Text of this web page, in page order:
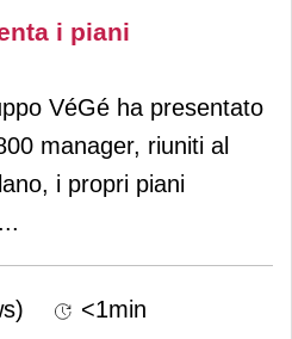
i piani
VéGé ha presentato
manager, riuniti al
i propri piani
...
<1min